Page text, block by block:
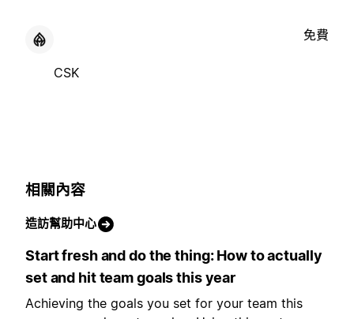
CSK
免費
相關內容
造訪幫助中心
Start fresh and do the thing: How to actually
set and hit team goals this year
Achieving the goals you set for your team this